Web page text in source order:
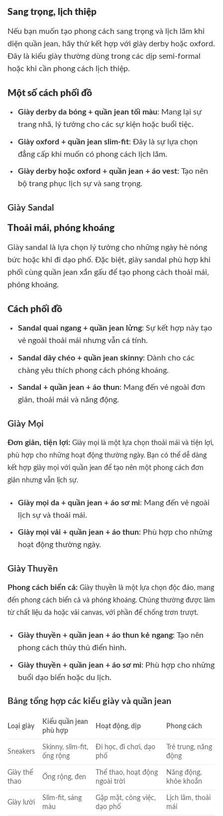
Sang trọng, lịch thiệp
Nếu bạn muốn tạo phong cách sang trọng và lịch lãm khi
diện quần jean, hãy thử kết hợp với giày derby hoặc oxford.
Đây là kiểu giày thường dùng trong các dịp semi-formal
hoặc khi cần phong cách lịch thiệp.
Một số cách phối đồ
Giày derby da bóng + quần jean tối màu: Mang lại sự
trang nhã, lý tưởng cho các sự kiện hoặc buổi tiệc.
Giày oxford + quần jean slim-fit: Đây là sự lựa chọn
đẳng cấp khi muốn có phong cách lịch lãm.
Giày derby hoặc oxford + quần jean + áo vest: Tạo nên
bộ trang phục lịch sự và sang trọng.
Giày Sandal
Thoải mái, phóng khoáng
Giày sandal là lựa chọn lý tưởng cho những ngày hè nóng
bức hoặc khi đi dạo phố. Đặc biệt, giày sandal phù hợp khi
phối cùng quần jean xắn gấu để tạo phong cách thoải mái,
phóng khoáng.
Cách phối đồ
Sandal quai ngang + quần jean lửng: Sự kết hợp này tạo
vẻ ngoài thoải mái nhưng vẫn cá tính.
Sandal dây chéo + quần jean skinny: Dành cho các
chàng yêu thích phong cách phóng khoáng.
Sandal + quần jean + áo thun: Mang đến vẻ ngoài đơn
giản, thoải mái và năng động.
Giày Mọi
Đơn giản, tiện lợi: Giày mọi là một lựa chọn thoải mái và tiện lợi,
phù hợp cho những hoạt động thường ngày. Bạn có thể dễ dàng
kết hợp giày mọi với quần jean để tạo nên một phong cách đơn
giản nhưng vẫn lịch sự.
Giày mọi da + quần jean + áo sơ mi: Mang đến vẻ ngoài
lịch sự và thoải mái.
Giày mọi vải + quần jean + áo thun: Phù hợp cho những
hoạt động thường ngày.
Giày Thuyền
Phong cách biển cả: Giày thuyền là một lựa chọn độc đáo, mang
đến phong cách biển cả và phóng khoáng. Chúng thường được làm
từ chất liệu da hoặc vải canvas, với phần đế chống trơn trượt.
Giày thuyền + quần jean + áo thun kẻ ngang: Tạo nên
phong cách thủy thủ điển hình.
Giày thuyền + quần jean + áo sơ mi: Phù hợp cho những
buổi dạo biển hoặc du lịch.
Bảng tổng hợp các kiểu giày và quần jean
Loại giày
Kiểu quần jean
phù hợp
Hoạt động, dịp Phong cách
Sneakers
Skinny, slim-fit,
ống rộng
Đi học, đi chơi, dạo
phố
Trẻ trung, năng
động
Giày thể
thao
Ống rộng, đen
Thể thao, hoạt động
ngoài trời
Năng động,
khỏe khoắn
Giày lười
Slim-fit, sáng
màu
Gặp mặt, công việc,
dạo phố
Lịch lãm, thoải
mái